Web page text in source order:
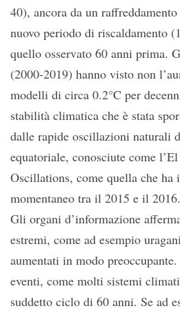
40), ancora da un
nuovo periodo di riscaldamento
quello osservato 60 anni prima.
(2000-2019) hanno visto non
modelli di circa 0.2°C per
stabilità climatica che è stata
dalle rapide oscillazioni naturali
equatoriale, conosciute come
Oscillations, come quella che
momentaneo tra il 2015 e il 2016.
Gli organi d’informazione
estremi, come ad esempio
aumentati in modo
eventi, come molti sistemi
suddetto ciclo di 60 anni. Se ad